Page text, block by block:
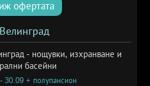
офертата
Велинград
- нощувки, изхранване и
басейни
30.09 + полупансион